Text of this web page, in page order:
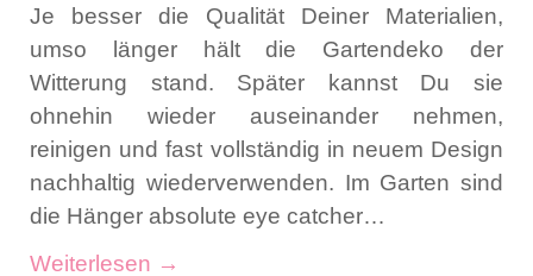
Je besser die Qualität Deiner Materialien,
umso länger hält die Gartendeko der
Witterung stand. Später kannst Du sie
ohnehin wieder auseinander nehmen,
reinigen und fast vollständig in neuem Design
nachhaltig wiederverwenden. Im Garten sind
die Hänger absolute eye catcher…
Weiterlesen →